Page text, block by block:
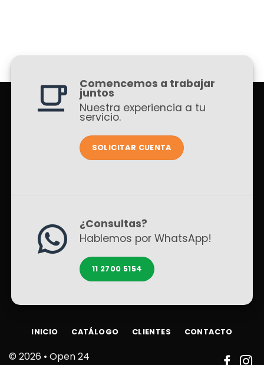
Comencemos a trabajar
juntos
Nuestra experiencia a tu
servicio.
SOLICITAR CUENTA
¿Consultas?
Hablemos por WhatsApp!
11 2700 5154
© 2026 • Open 24
INICIO CATÁLOGO CLIENTES CONTACTO